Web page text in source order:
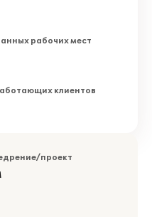
рабочих мест
клиентов
проект